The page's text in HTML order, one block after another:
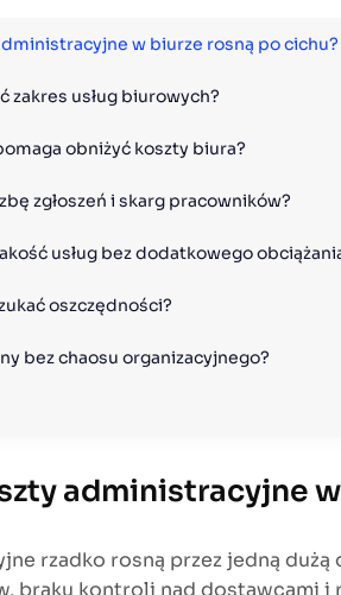
w biurze rosną po cichu?
zakres usług biurowych?
obniżyć koszty biura?
zgłoszeń i skarg pracowników?
usług bez dodatkowego
oszczędności?
bez chaosu organizacyjnego?
administracyjne
rzadko rosną przez jedną